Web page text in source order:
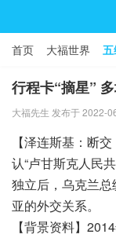
首页 大福世界
行程卡“摘星”
大福先生 发布于 2022-
【泽连斯基：断
认“卢甘斯克人民
独立后，乌克兰
亚的外交关系。
【背景资料】